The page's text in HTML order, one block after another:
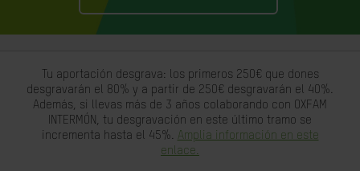
Tu aportación desgrava: los primeros 250€ que dones
desgravarán el 80% y a partir de 250€ desgravarán el 40%.
Además, si llevas más de 3 años colaborando con OXFAM
INTERMÓN, tu desgravación en este último tramo se
incrementa hasta el 45%. Amplia información en este
enlace.